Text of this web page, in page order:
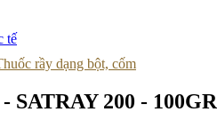
tế
rầy dạng bột, cốm
SATRAY 200 - 100GR